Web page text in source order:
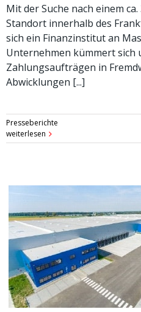
Mit der Suche nach einem
Standort innerhalb des
sich ein Finanzinstitut an
Unternehmen kümmert sich
Zahlungsaufträgen in
Abwicklungen [...]
Presseberichte
weiterlesen